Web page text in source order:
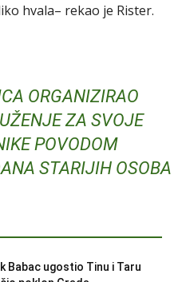
hvala– rekao je Rister.
ORGANIZIRAO
ZA SVOJE
POVODOM
STARIJIH OSOBA
Babac ugostio Tinu i Taru